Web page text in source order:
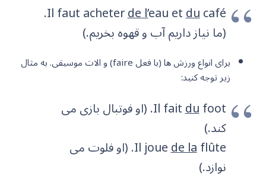
Il faut acheterde l’eau etdu
café.
(ما نیاز داریم آب و قهوه بخریم.)
برای انواع ورزش ها (با فعل faire) و الات موسیقی. به مثال
زیر توجه کنید:
Il faitdu
foot. (او فوتبال بازی می
کند.)
Il jouede la
flûte. (او فلوت می
نوازد.)